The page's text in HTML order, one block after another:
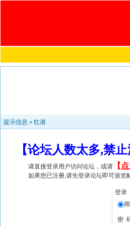
提示信息 » 红港
【论坛人数太多,禁
请直接登录用户访问论坛，或请 【
如果您已注册,请先登录论坛即可游览
登录
密